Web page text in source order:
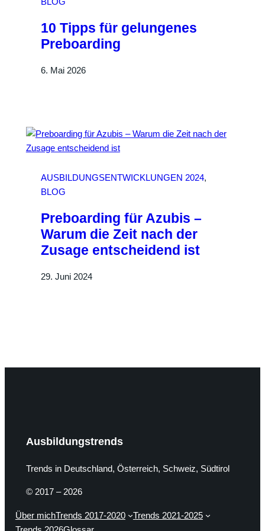
10 Tipps für gelungenes
Preboarding
6. Mai 2026
AUSBILDUNGSENTWICKLUNGEN 2024
BLOG
Preboarding für Azubis –
Warum die Zeit nach der
Zusage entscheidend ist
29. Juni 2024
Ausbildungstrends
Trends in Deutschland, Österreich, Schweiz, Südtirol
© 2017 – 2026
Über michTrends 2017-2020
Trends 2021-2025